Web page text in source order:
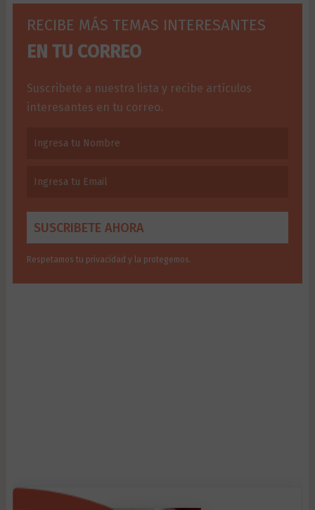
RECIBE MÁS TEMAS INTERESANTES
EN TU CORREO
Suscribete a nuestra lista y recibe artículos
interesantes en tu correo.
Respetamos tu privacidad y la protegemos.